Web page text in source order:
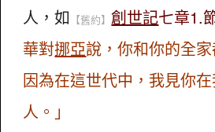
人，如 【舊約】創世記七章1.
華對挪亞說，你和你的全
因為在這世代中，我見你
人。」